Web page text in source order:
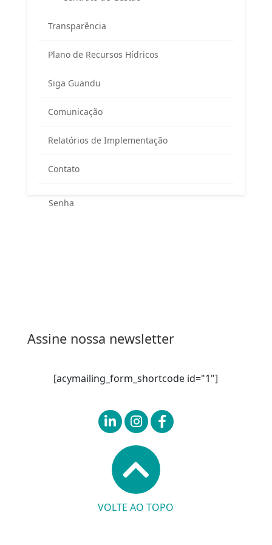
Transparência
Plano de Recursos Hídricos
Siga Guandu
Comunicação
Relatórios de Implementação
Contato
Área exclusiva para os membros
do Comitê Guandu-RJ
Assine nossa newsletter
[acymailing_form_shortcode id="1"]
VOLTE AO TOPO